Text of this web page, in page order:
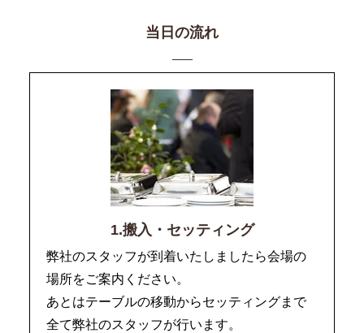
当日の流れ
1.搬入・セッティング
弊社のスタッフが到着いたしましたら会場の
場所をご案内ください。
あとはテーブルの移動からセッティングまで
全て弊社のスタッフが行います。